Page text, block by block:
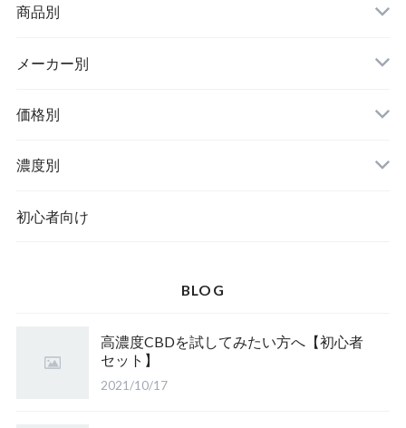
商品別
メーカー別
価格別
濃度別
初心者向け
BLOG
高濃度CBDを試してみたい方へ【初心者
セット】
2021/10/17